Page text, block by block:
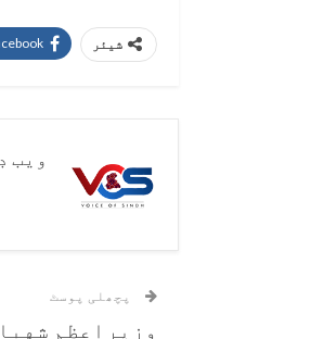
شیئر
ويب
پچھلی پوسٹ
وزيراعظم